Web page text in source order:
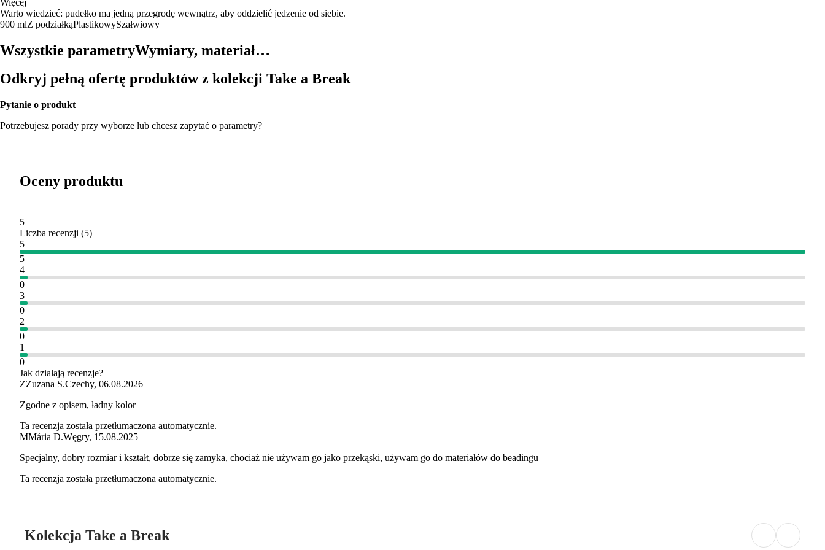
Warto wiedzieć: pudełko ma jedną przegrodę wewnątrz, aby oddzielić jedzenie od siebie.
900 mlZ podziałkąPlastikowySzałwiowy
Wszystkie parametryWymiary, materiał…
Odkryj pełną ofertę produktów z kolekcji Take a Break
Pytanie o produkt
Potrzebujesz porady przy wyborze lub chcesz zapytać o parametry?
Oceny produktu
5
Liczba recenzji (5)
5
5
4
0
3
0
2
0
1
0
Jak działają recenzje?
ZZuzana S.Czechy, 06.08.2026
Zgodne z opisem, ładny kolor
Ta recenzja została przetłumaczona automatycznie.
MMária D.Węgry, 15.08.2025
Specjalny, dobry rozmiar i kształt, dobrze się zamyka, chociaż nie używam go jako przekąski, używam go do materiałów do beadingu
Ta recenzja została przetłumaczona automatycznie.
Kolekcja Take a Break